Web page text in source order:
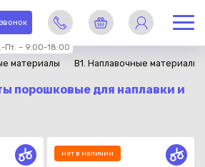
Пт. – 9:00-18:00
материалы B1. Наплавочные материалы
порошковые для наплавки и
нет в наличии